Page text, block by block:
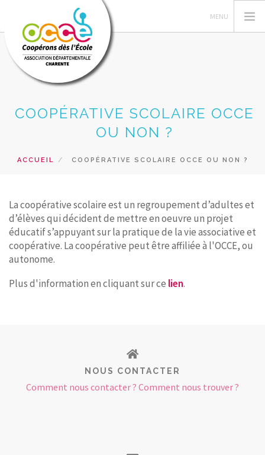
GÉRER SA COOPÉRATIVE
VUE DE LA CLASSE
RECHERCHER
CONTACT
COOPÉRATIVE SCOLAIRE OCCE
OU NON ?
ACCUEIL COOPÉRATIVE SCOLAIRE OCCE OU NON ?
La coopérative scolaire est un regroupement d’adultes et
d’élèves qui décident de mettre en oeuvre un projet
éducatif s’appuyant sur la pratique de la vie associative et
coopérative. La coopérative peut être affiliée à l'OCCE, ou
autonome.
Plus d'information en cliquant sur ce lien.
NOUS CONTACTER
Comment nous contacter ? Comment nous trouver ?